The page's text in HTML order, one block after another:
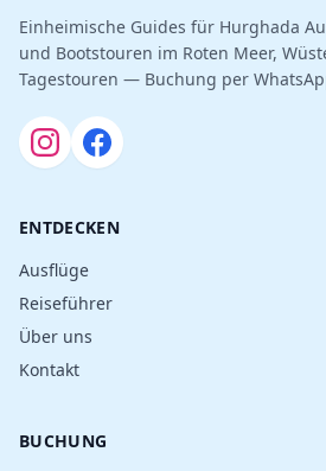
Einheimische Guides für Hurghada
und Bootstouren im Roten Meer,
Tagestouren — Buchung per
ENTDECKEN
Ausflüge
Reiseführer
Über uns
Kontakt
BUCHUNG